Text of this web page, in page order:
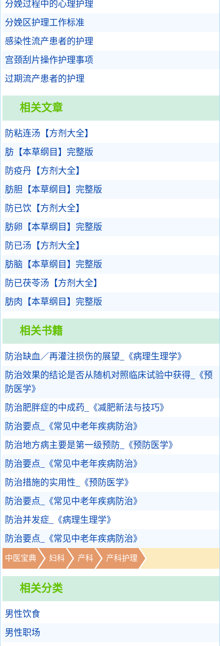
分娩过程中的心理护理
分娩区护理工作标准
感染性流产患者的护理
宫颈刮片操作护理事项
过期流产患者的护理
相关文章
防粘连汤【方剂大全】
肪【本草纲目】完整版
防疫丹【方剂大全】
肪胆【本草纲目】完整版
防已饮【方剂大全】
肪卵【本草纲目】完整版
防已汤【方剂大全】
肪脑【本草纲目】完整版
防已茯苓汤【方剂大全】
肪肉【本草纲目】完整版
相关书籍
防治缺血／再灌注损伤的展望_《病理生理学》
防治效果的结论是否从随机对照临床试验中获得_《预
防医学》
防治肥胖症的中成药_《减肥新法与技巧》
防治要点_《常见中老年疾病防治》
防治地方病主要是第一级预防_《预防医学》
防治要点_《常见中老年疾病防治》
防治措施的实用性_《预防医学》
防治要点_《常见中老年疾病防治》
防治并发症_《病理生理学》
防治要点_《常见中老年疾病防治》
中医宝典 妇科 产科 产科护理
相关分类
男性饮食
男性职场